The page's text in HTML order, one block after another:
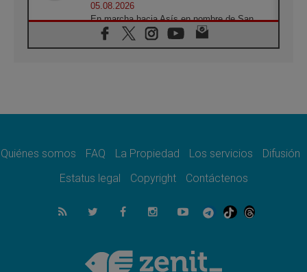
05.08.2026
En marcha hacia Asís en nombre de San
Francisco, a la espera de León
05.08.2026
quienes bendicen la guerra
Ucrania: Ataque masivo en Kyiv durante la
05.08.2026
Colombo: "La visita del Papa a Argentina
05.08.2026
Iglesia en Uruguay: la visita del Papa
Quiénes somos FAQ La Propiedad Los servicios
Difusión
Estatus legal
Copyright Contáctenos